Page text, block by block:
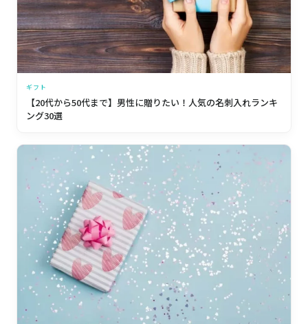
ギフト
【20代から50代まで】男性に贈りたい！人気の名刺入れランキ
ング30選